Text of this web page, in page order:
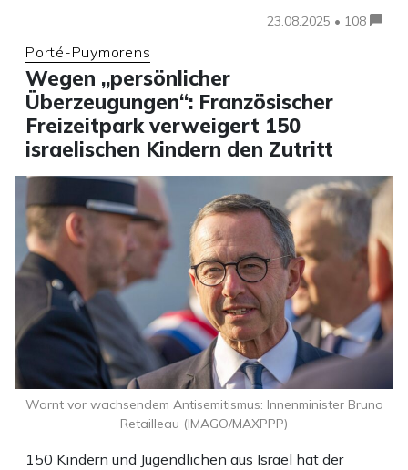
23.08.2025 • 108
Porté-Puymorens
Wegen „persönlicher
Überzeugungen“: Französischer
Freizeitpark verweigert 150
israelischen Kindern den Zutritt
150 Kindern und Jugendlichen aus Israel hat der
Warnt vor wachsendem Antisemitismus: Innenminister Bruno
Retailleau (IMAGO/MAXPPP)